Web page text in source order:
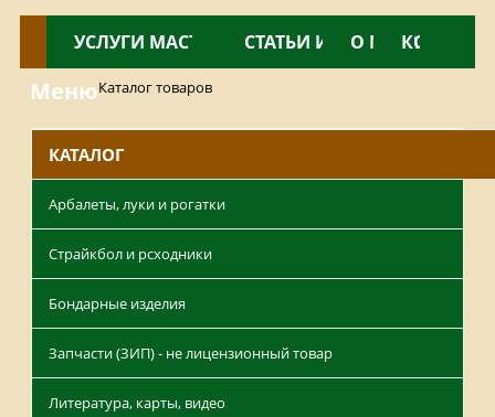
КАТАЛОГ
УСЛУГИ МАСТЕРСКОЙНОВОСТИ
СТАТЬИ И ОБЗОРЫ
О МАГАЗИНЕ
МенюКаталог товаров
КАТАЛОГ
Арбалеты, луки и рогатки
Страйкбол и рсходники
Бондарные изделия
Запчасти (ЗИП) - не лицензионный товар
Литература, карты, видео